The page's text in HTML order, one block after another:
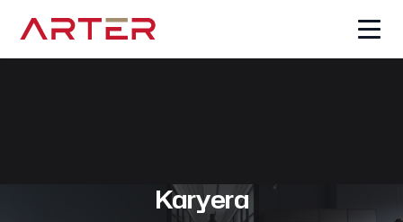
Karyera